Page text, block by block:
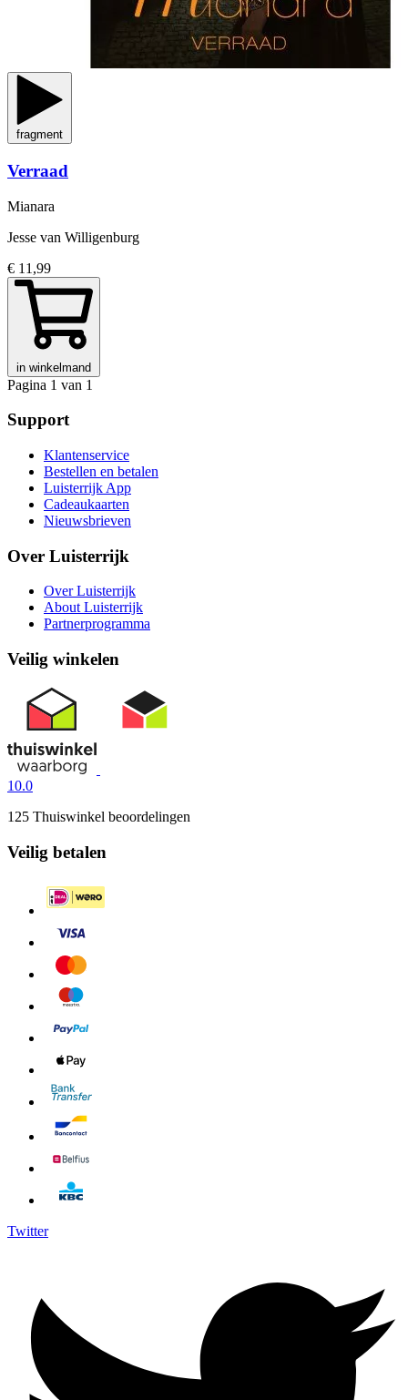
fragment
Verraad
Mianara
Jesse van Willigenburg
€ 11,99
in winkelmand
Pagina 1 van 1
Support
Klantenservice
Bestellen en betalen
Luisterrijk App
Cadeaukaarten
Nieuwsbrieven
Over Luisterrijk
Over Luisterrijk
About Luisterrijk
Partnerprogramma
Veilig winkelen
10.0
125 Thuiswinkel beoordelingen
Veilig betalen
Twitter